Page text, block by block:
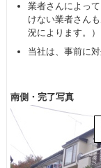
業者さんによっ
けない業者さん
況によります。）
当社は、事前に対
南側・完了写真